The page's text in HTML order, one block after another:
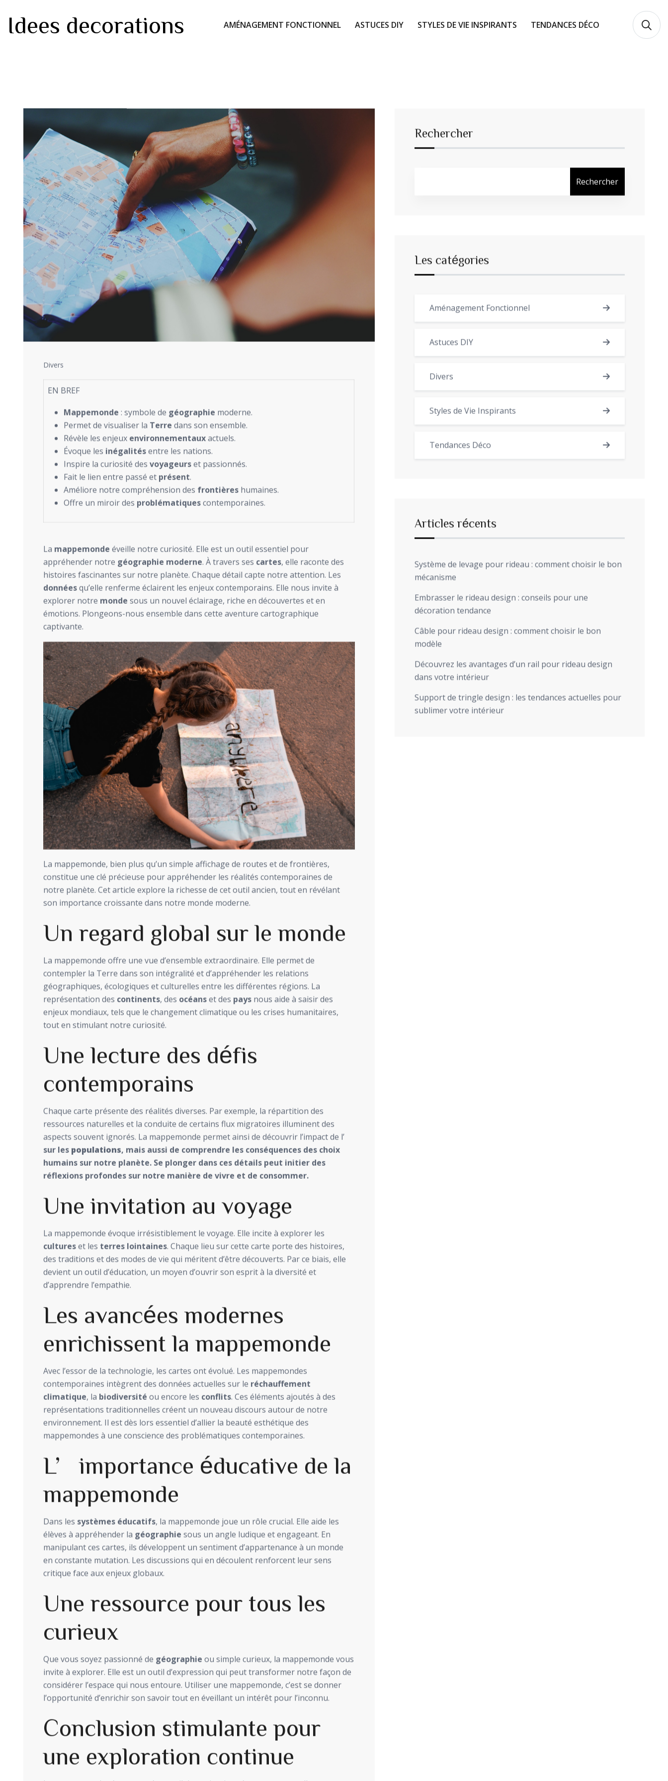
Idees decorations AMÉNAGEMENT FONCTIONNEL ASTUCES DIY STYLES DE VIE INSPIRANTS TENDANCES DÉCO
Divers
EN BREF
Mappemonde : symbole de géographie moderne.
Permet de visualiser la Terre dans son ensemble.
Révèle les enjeux environnementauxactuels.
Évoque les inégalitésentre les nations.
Inspire la curiosité des voyageurset passionnés.
Fait le lien entre passé et présent.
Améliore notre compréhension des frontières humaines.
Offre un miroir des problématiquescontemporaines.
La mappemonde éveille notre curiosité. Elle est un outil essentiel pour
appréhender notre géographie moderne. À travers ses cartes, elle raconte des
histoires fascinantes sur notre planète. Chaque détail capte notre attention. Les
donnéesqu’elle renferme éclairent les enjeux contemporains. Elle nous invite à
explorer notre monde sous un nouvel éclairage, riche en découvertes et en
émotions. Plongeons-nous ensemble dans cette aventure cartographique
captivante.
La mappemonde, bien plus qu’un simple affichage de routes et de frontières,
constitue une clé précieuse pour appréhender les réalités contemporaines de
notre planète. Cet article explore la richesse de cet outil ancien, tout en révélant
son importance croissante dans notre monde moderne.
Un regard global sur le monde
La mappemonde offre une vue d’ensemble extraordinaire. Elle permet de
contempler la Terre dans son intégralité et d’appréhender les relations
géographiques, écologiques et culturelles entre les différentes régions. La
représentation des continents, des océanset des pays nous aide à saisir des
enjeux mondiaux, tels que le changement climatique ou les crises humanitaires,
tout en stimulant notre curiosité.
Une lecture des défis
contemporains
Chaque carte présente des réalités diverses. Par exemple, la répartition des
ressources naturelles et la conduite de certains flux migratoires illuminent des
aspects souvent ignorés. La mappemonde permet ainsi de découvrir l’impact de l’
sur les populations, mais aussi de comprendre les conséquences des choix
humains sur notre planète. Se plonger dans ces détails peut initier des
réflexions profondes sur notre manière de vivre et de consommer.
Une invitation au voyage
La mappemonde évoque irrésistiblement le voyage. Elle incite à explorer les
cultureset les terres lointaines. Chaque lieu sur cette carte porte des histoires,
des traditions et des modes de vie qui méritent d’être découverts. Par ce biais, elle
devient un outil d’éducation, un moyen d’ouvrir son esprit à la diversité et
d’apprendre l’empathie.
Les avancées modernes
enrichissent la mappemonde
Avec l’essor de la technologie, les cartes ont évolué. Les mappemondes
contemporaines intègrent des données actuelles sur le réchauffement
climatique, la biodiversité ou encore les conflits. Ces éléments ajoutés à des
représentations traditionnelles créent un nouveau discours autour de notre
environnement. Il est dès lors essentiel d’allier la beauté esthétique des
mappemondes à une conscience des problématiques contemporaines.
L’importance éducative de la
mappemonde
Dans les systèmes éducatifs, la mappemonde joue un rôle crucial. Elle aide les
élèves à appréhender la géographie sous un angle ludique et engageant. En
manipulant ces cartes, ils développent un sentiment d’appartenance à un monde
en constante mutation. Les discussions qui en découlent renforcent leur sens
critique face aux enjeux globaux.
Une ressource pour tous les
curieux
Que vous soyez passionné de géographie ou simple curieux, la mappemonde vous
invite à explorer. Elle est un outil d’expression qui peut transformer notre façon de
considérer l’espace qui nous entoure. Utiliser une mappemonde, c’est se donner
l’opportunité d’enrichir son savoir tout en éveillant un intérêt pour l’inconnu.
Conclusion stimulante pour
une exploration continue
Rechercher
Rechercher
Les catégories
Aménagement Fonctionnel
Astuces DIY
Divers
Styles de Vie Inspirants
Tendances Déco
Articles récents
Système de levage pour rideau : comment choisir le bon
mécanisme
Embrasser le rideau design : conseils pour une
décoration tendance
Câble pour rideau design : comment choisir le bon
modèle
Découvrez les avantages d’un rail pour rideau design
dans votre intérieur
Support de tringle design : les tendances actuelles pour
sublimer votre intérieur